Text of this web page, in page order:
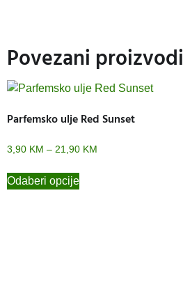
Povezani proizvodi
Parfemsko ulje Red Sunset
3,90 KM – 21,90 KM
Odaberi opcije